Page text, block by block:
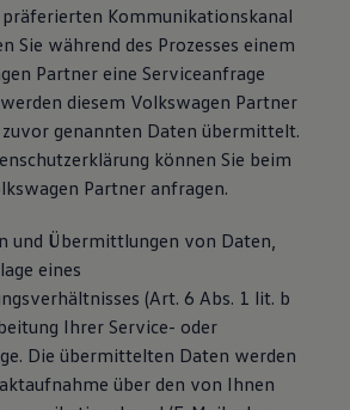
Kommunikationskanal
Sie während des Prozesses einem
Partner eine Serviceanfrage
diesem Volkswagen Partner
genannten Daten übermittelt.
können Sie beim
Partner anfragen.
und Übermittlungen von Daten,
eines
(Art. 6 Abs. 1 lit. b
Ihrer Service- oder
Die übermittelten Daten werden
über den von Ihnen